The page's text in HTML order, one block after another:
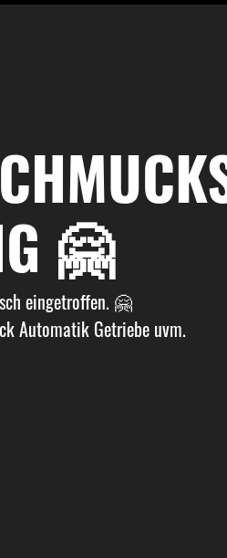
🤗
eingetroffen. 🤗
Automatik Getriebe uvm.